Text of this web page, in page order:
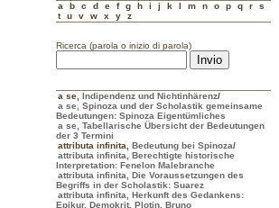
a b c d e f g h i j k l m n o p q r
s
t
u v w x y z
Ricerca (parola o inizio di parola)
a se Indipendenz und Nichtinhärenz/
a se, Spinoza und der Scholastik gemeinsame
Bedeutungen: Spinoza Eigentümliches
a se, Tabellarische Übersicht der Bedeutungen
der 3 Termini
attributa infinita
Bedeutung bei Spinoza/
attributa infinita, Berechtigte historische
Interpretation: Fenelon Malebranche
attributa infinita, Die Voraussetzungen des
Begriffs in der Scholastik: Suarez
attributa infinita, Herkunft des Gedankens:
Epikur, Demokrit, Plotin, Bruno